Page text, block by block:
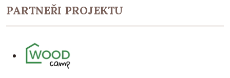
PARTNEŘI PROJEKTU